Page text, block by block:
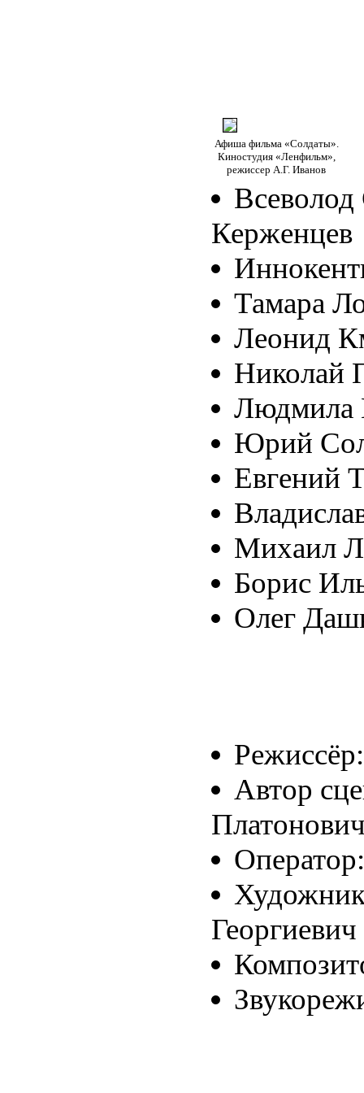
Афиша фильма «Солдаты».
Киностудия «Ленфильм»,
режиссер А.Г. Иванов
Керженцев
Тамара
Леонид
Николай
Людмила
Юрий
Евгений
Михаил
Борис
Олег
Автор
Георгиевич